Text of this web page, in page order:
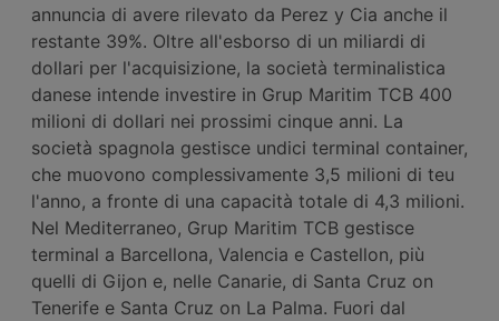
annuncia di avere rilevato da Perez y Cia anche il
restante 39%. Oltre all'esborso di un miliardi di
dollari per l'acquisizione, la società terminalistica
danese intende investire in Grup Maritim TCB 400
milioni di dollari nei prossimi cinque anni. La
società spagnola gestisce undici terminal container,
che muovono complessivamente 3,5 milioni di teu
l'anno, a fronte di una capacità totale di 4,3 milioni.
Nel Mediterraneo, Grup Maritim TCB gestisce
terminal a Barcellona, Valencia e Castellon, più
quelli di Gijon e, nelle Canarie, di Santa Cruz on
Tenerife e Santa Cruz on La Palma. Fuori dal